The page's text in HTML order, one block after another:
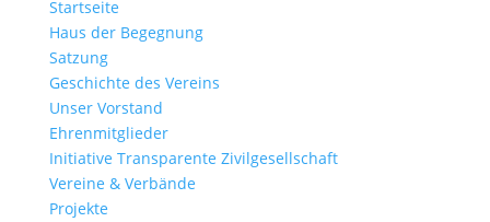
Startseite
Haus der Begegnung
Satzung
Geschichte des Vereins
Unser Vorstand
Ehrenmitglieder
Initiative Transparente Zivilgesellschaft
Vereine & Verbände
Projekte